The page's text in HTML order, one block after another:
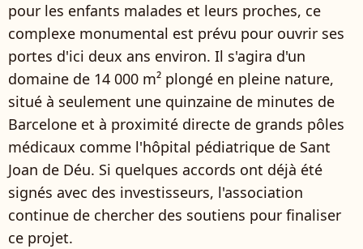
pour les enfants malades et leurs proches, ce
complexe monumental est prévu pour ouvrir ses
portes d'ici deux ans environ. Il s'agira d'un
domaine de 14 000 m² plongé en pleine nature,
situé à seulement une quinzaine de minutes de
Barcelone et à proximité directe de grands pôles
médicaux comme l'hôpital pédiatrique de Sant
Joan de Déu. Si quelques accords ont déjà été
signés avec des investisseurs, l'association
continue de chercher des soutiens pour finaliser
ce projet.